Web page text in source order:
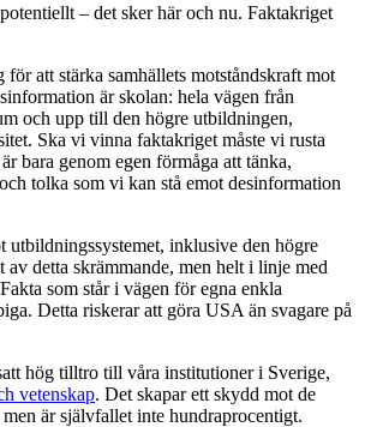
– det sker här och nu. Faktakriget
att stärka samhällets motståndskraft mot
är skolan: hela vägen från
och upp till den högre utbildningen,
Ska vi vinna faktakriget måste vi rusta
bara genom egen förmåga att tänka,
tolka som vi kan stå emot desinformation
utbildningssystemet, inklusive den högre
detta skrämmande, men helt i linje med
som står i vägen för egna enkla
Detta riskerar att göra USA än svagare på
hög tilltro till våra institutioner i Sverige,
vetenskap. Det skapar ett skydd mot de
men är självfallet inte hundraprocentigt.